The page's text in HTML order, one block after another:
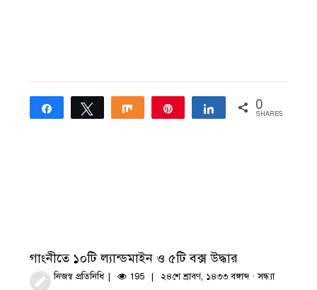
Share Tweet Share Share 0
SHARES
গাংনীতে ১০টি ল্যান্ডমাইন ও ৫টি বক্স উদ্ধার
নিজস্ব প্রতিনিধি 195 ২৪শে শ্রাবণ, ১৪৩৩ বঙ্গাব্দ · সন্ধ্যা